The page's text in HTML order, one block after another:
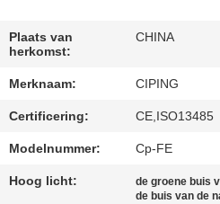
PRIVACY
POLICY
Plaats van
herkomst:
CHINA
Merknaam: CIPING
Certificering: CE,ISO13485
Modelnummer: Cp-FE
Hoog licht: de groene buis
de buis van de